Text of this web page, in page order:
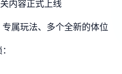
内容正式上线
属玩法、多个全新的体位